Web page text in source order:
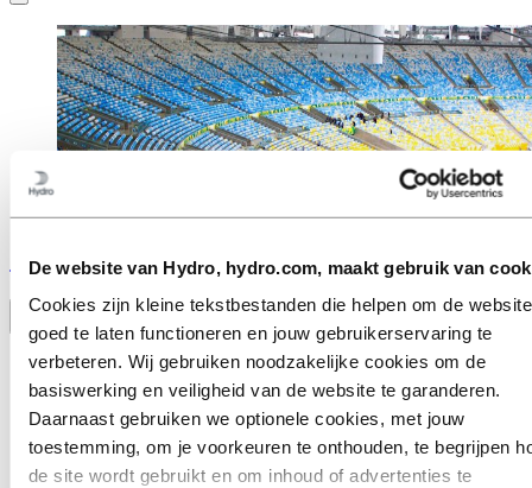
De website van Hydro, hydro.com, maakt gebruik van
Cookies zijn kleine tekstbestanden die helpen om de website
goed te laten functioneren en jouw gebruikerservaring te
verbeteren. Wij gebruiken noodzakelijke cookies om de
basiswerking en veiligheid van de website te garanderen.
Daarnaast gebruiken we optionele cookies, met jouw
toestemming, om je voorkeuren te onthouden, te begrijpen
de site wordt gebruikt en om inhoud of advertenties te
StoriesbyHydro
Toggle menu visibility
Alles
Aluminium in gebruik
Innovatie en technologie
Duurzaamheid
Medewerkers en carrières
Recycling